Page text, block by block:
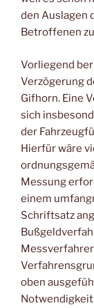
den Auslagen
Betroffenen
Vorliegend
Verzögerung
Gifhorn. Eine
sich
der
Hierfür wäre
Messung
einem
Schriftsatz
oben